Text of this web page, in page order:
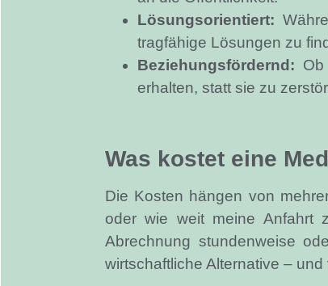
Lösungsorientiert:
tragfähige Lösungen zu
Beziehungsfördernd:
erhalten, statt sie zu
Was kostet eine
Die Kosten hängen von
oder wie weit meine Anfahrt
Abrechnung stundenweise
wirtschaftliche Alternative –